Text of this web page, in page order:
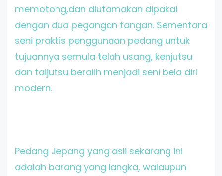
memotong,dan diutamakan dipakai
dengan dua pegangan tangan. Sementara
seni praktis penggunaan pedang untuk
tujuannya semula telah usang, kenjutsu
dan taijutsu beralih menjadi seni bela diri
modern.
Pedang Jepang yang asli sekarang ini
adalah barang yang langka, walaupun